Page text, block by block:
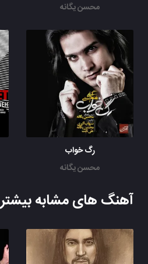
محسن یگانه
رگ خواب
محسن یگانه
آهنگ های مشابه بیشتر